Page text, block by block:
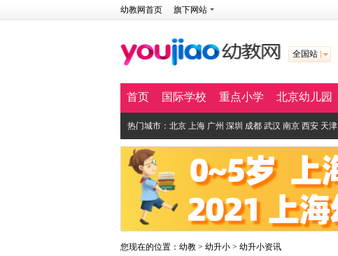
幼教网首页 旗下网站
全国站
首页 国际学校 重点小学 北京幼儿园
热门城市： 北京 上海 广州 深圳 成都 武汉 南京 西安 天津
您现在的位置： 幼教 > 幼升小 > 幼升小资讯